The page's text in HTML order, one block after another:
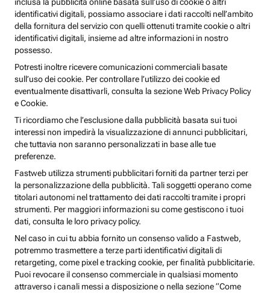
identificativi digitali, possiamo associare i dati raccolti nell’ambito
della fornitura del servizio con quelli ottenuti tramite cookie o altri
identificativi digitali, insieme ad altre informazioni in nostro
possesso.
Potresti inoltre ricevere comunicazioni commerciali basate
sull’uso dei cookie. Per controllare l’utilizzo dei cookie ed
eventualmente disattivarli, consulta la sezione Web Privacy Policy
e Cookie.
Ti ricordiamo che l’esclusione dalla pubblicità basata sui tuoi
interessi non impedirà la visualizzazione di annunci pubblicitari,
che tuttavia non saranno personalizzati in base alle tue
preferenze.
Fastweb utilizza strumenti pubblicitari forniti da partner terzi per
la personalizzazione della pubblicità. Tali soggetti operano come
titolari autonomi nel trattamento dei dati raccolti tramite i propri
strumenti. Per maggiori informazioni su come gestiscono i tuoi
dati, consulta le loro privacy policy.
Nel caso in cui tu abbia fornito un consenso valido a Fastweb,
potremmo trasmettere a terze parti identificativi digitali di
retargeting, come pixel e tracking cookie, per finalità pubblicitarie.
Puoi revocare il consenso commerciale in qualsiasi momento
attraverso i canali messi a disposizione o nella sezione “Come